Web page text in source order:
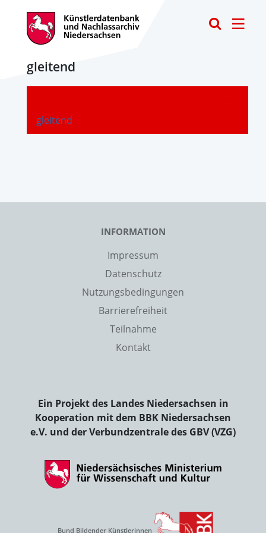
gleitend
gleitend
-
INFORMATION
Impressum
Datenschutz
Nutzungsbedingungen
Barrierefreiheit
Teilnahme
Kontakt
Ein Projekt des Landes Niedersachsen in
Kooperation mit dem BBK Niedersachsen
e.V. und der Verbundzentrale des GBV (VZG)
Bund Bildender Künstlerinnen